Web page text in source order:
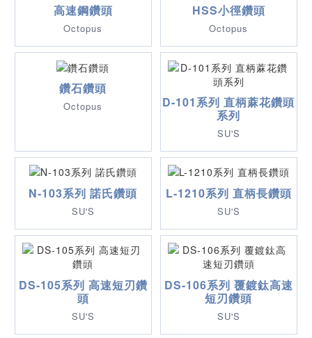
高速鋼鑽頭
Octopus
HSS小徑鑽頭
Octopus
鑽石鑽頭
Octopus
D-101系列 直柄蔴花鑽頭
系列
SU'S
N-103系列 諾氏鑽頭
SU'S
L-1210系列 直柄長鑽頭
SU'S
DS-105系列 高速短刃鑽
頭
SU'S
DS-106系列 覆鍍鈦高速
短刃鑽頭
SU'S